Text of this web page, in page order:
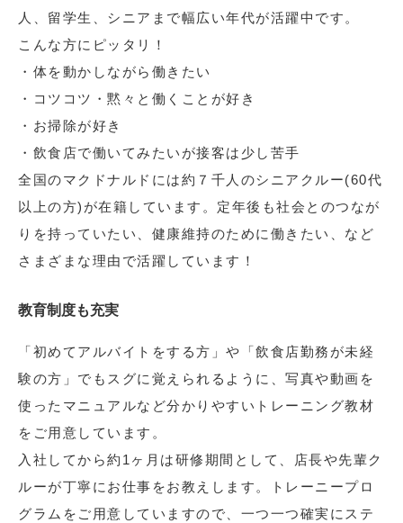
人、留学生、シニアまで幅広い年代が活躍中です。
こんな方にピッタリ！
・体を動かしながら働きたい
・コツコツ・黙々と働くことが好き
・お掃除が好き
・飲食店で働いてみたいが接客は少し苦手
全国のマクドナルドには約７千人のシニアクルー(60代
以上の方)が在籍しています。定年後も社会とのつなが
りを持っていたい、健康維持のために働きたい、など
さまざまな理由で活躍しています！
教育制度も充実
「初めてアルバイトをする方」や「飲食店勤務が未経
験の方」でもスグに覚えられるように、写真や動画を
使ったマニュアルなど分かりやすいトレーニング教材
をご用意しています。
入社してから約1ヶ月は研修期間として、店長や先輩ク
ルーが丁寧にお仕事をお教えします。トレーニープロ
グラムをご用意していますので、一つ一つ確実にステ